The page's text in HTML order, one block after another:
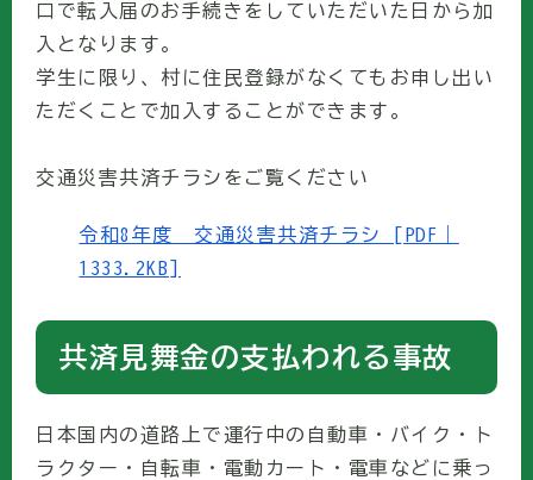
口で転入届のお手続きをしていただいた日から加
入となります。
学生に限り、村に住民登録がなくてもお申し出い
ただくことで加入することができます。
交通災害共済チラシをご覧ください
令和8年度 交通災害共済チラシ [PDF｜
1333.2KB]
共済見舞金の支払われる事故
日本国内の道路上で運行中の自動車・バイク・ト
ラクター・自転車・電動カート・電車などに乗っ